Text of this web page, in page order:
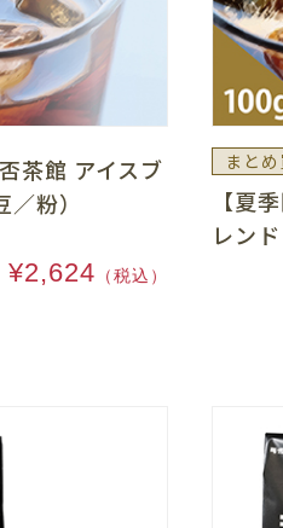
茶館 アイスブ
粉）
¥2,624 （税込）
まと
【夏
レン